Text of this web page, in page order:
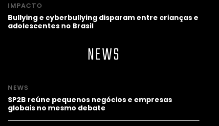
IMPACTO
Bullying e cyberbullying disparam entre crianças e
adolescentes no Brasil
NEWS
NEWS
SP2B reúne pequenos negócios e empresas
globais no mesmo debate